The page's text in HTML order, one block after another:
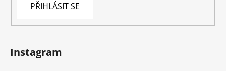
PŘIHLÁSIT SE
Instagram